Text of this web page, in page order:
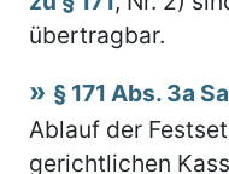
übertragbar.
§ 171 Abs. 3a
Ablauf der
gerichtlichen